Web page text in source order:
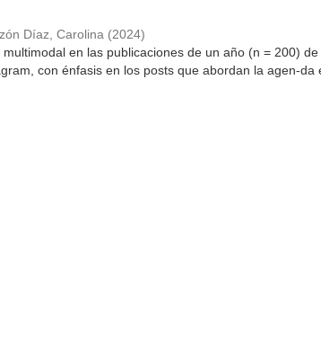
Díaz, Carolina (2024)
en las publicaciones de un año (n = 200) de
con énfasis en los posts que abordan la agen-da